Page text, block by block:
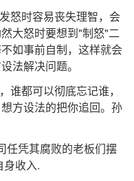
怒时容易丧失理智，会
大怒时要想到"制怒"二
如事前自制，这样就会
法解决问题。
谁都可以彻底忘记谁，
方设法的把你追回。孙
任凭其腐败的老板们摆
收入.